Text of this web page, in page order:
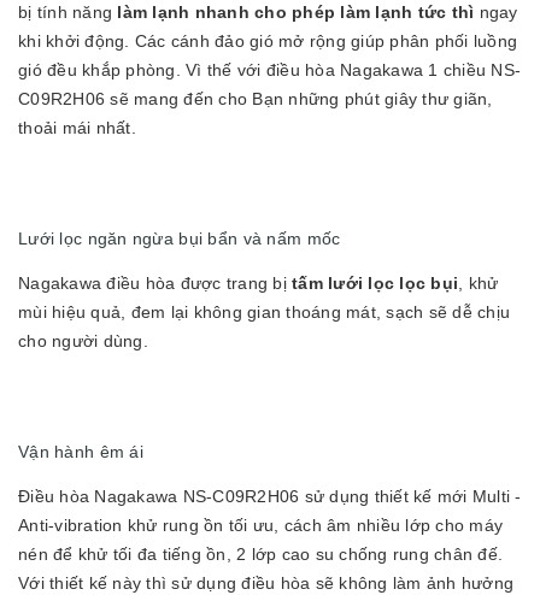
bị tính năng làm lạnh nhanh cho phép làm lạnh tức thì ngay
khi khởi động. Các cánh đảo gió mở rộng giúp phân phối luồng
gió đều khắp phòng. Vì thế với điều hòa Nagakawa 1 chiều NS-
C09R2H06 sẽ mang đến cho Bạn những phút giây thư giãn,
thoải mái nhất.
Lưới lọc ngăn ngừa bụi bẩn và nấm mốc
Nagakawa điều hòa được trang bịtấm lưới lọc lọc bụi, khử
mùi hiệu quả, đem lại không gian thoáng mát, sạch sẽ dễ chịu
cho người dùng.
Vận hành êm ái
Điều hòa Nagakawa NS-C09R2H06 sử dụng thiết kế mới Multi -
Anti-vibration khử rung ồn tối ưu, cách âm nhiều lớp cho máy
nén để khử tối đa tiếng ồn, 2 lớp cao su chống rung chân đế.
Với thiết kế này thì sử dụng điều hòa sẽ không làm ảnh hưởng